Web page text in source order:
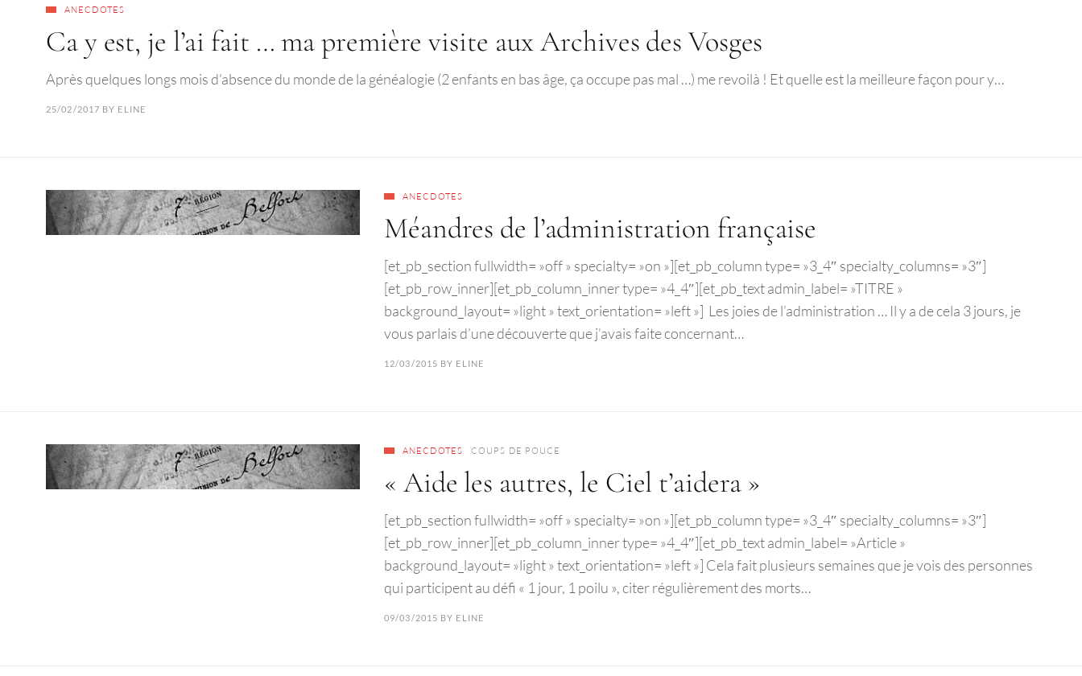
ANECDOTES
Ca y est, je l’ai fait … ma première visite aux Archives des Vosges
Après quelques longs mois d’absence du monde de la généalogie (2 enfants en bas âge, ça occupe pas mal …) me revoilà ! Et quelle est la meilleure façon pour y…
25/02/2017 BY ELINE
ANECDOTES
Méandres de l’administration française
[et_pb_section fullwidth= »off » specialty= »on »][et_pb_column type= »3_4″ specialty_columns= »3″]
[et_pb_row_inner][et_pb_column_inner type= »4_4″][et_pb_text admin_label= »TITRE »
background_layout= »light » text_orientation= »left »] Les joies de l’administration … Il y a de cela 3 jours, je
vous parlais d’une découverte que j’avais faite concernant…
12/03/2015 BY ELINE
ANECDOTES COUPS DE POUCE
« Aide les autres, le Ciel t’aidera »
[et_pb_section fullwidth= »off » specialty= »on »][et_pb_column type= »3_4″ specialty_columns= »3″]
[et_pb_row_inner][et_pb_column_inner type= »4_4″][et_pb_text admin_label= »Article »
background_layout= »light » text_orientation= »left »] Cela fait plusieurs semaines que je vois des personnes
qui participent au défi « 1 jour, 1 poilu », citer régulièrement des morts…
09/03/2015 BY ELINE